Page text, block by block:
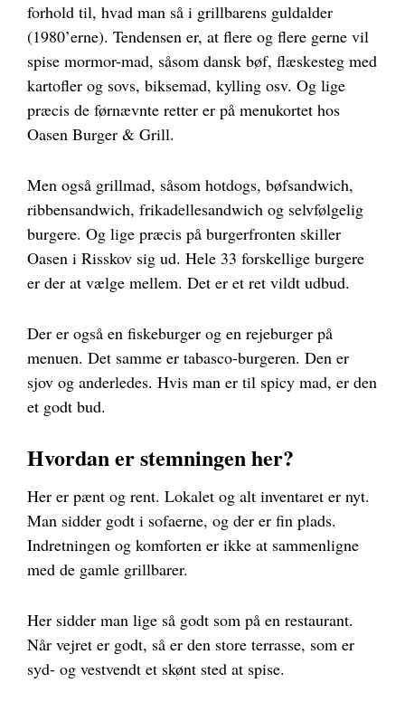
forhold til, hvad man så i grillbarens guldalder
(1980’erne). Tendensen er, at flere og flere gerne vil
spise mormor-mad, såsom dansk bøf, flæskesteg med
kartofler og sovs, biksemad, kylling osv. Og lige
præcis de førnævnte retter er på menukortet hos
Oasen Burger & Grill.
Men også grillmad, såsom hotdogs, bøfsandwich,
ribbensandwich, frikadellesandwich og selvfølgelig
burgere. Og lige præcis på burgerfronten skiller
Oasen i Risskov sig ud. Hele 33 forskellige burgere
er der at vælge mellem. Det er et ret vildt udbud.
Der er også en fiskeburger og en rejeburger på
menuen. Det samme er tabasco-burgeren. Den er
sjov og anderledes. Hvis man er til spicy mad, er den
et godt bud.
Hvordan er stemningen her?
Her er pænt og rent. Lokalet og alt inventaret er nyt.
Man sidder godt i sofaerne, og der er fin plads.
Indretningen og komforten er ikke at sammenligne
med de gamle grillbarer.
Her sidder man lige så godt som på en restaurant.
Når vejret er godt, så er den store terrasse, som er
syd- og vestvendt et skønt sted at spise.